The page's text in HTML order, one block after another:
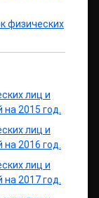
физических
лиц и
2015 год.
лиц и
2016 год.
лиц и
2017 год.